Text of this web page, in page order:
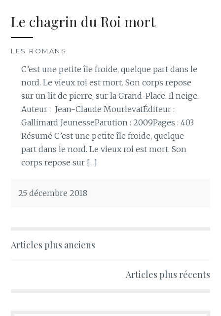
Le chagrin du Roi mort
LES ROMANS
C’est une petite île froide, quelque part dans le
nord. Le vieux roi est mort. Son corps repose
sur un lit de pierre, sur la Grand-Place. Il neige.
Auteur : Jean-Claude MourlevatÉditeur :
Gallimard JeunesseParution : 2009Pages : 403
Résumé C’est une petite île froide, quelque
part dans le nord. Le vieux roi est mort. Son
corps repose sur […]
25 décembre 2018
Navigation
Articles plus anciens
Articles plus récents